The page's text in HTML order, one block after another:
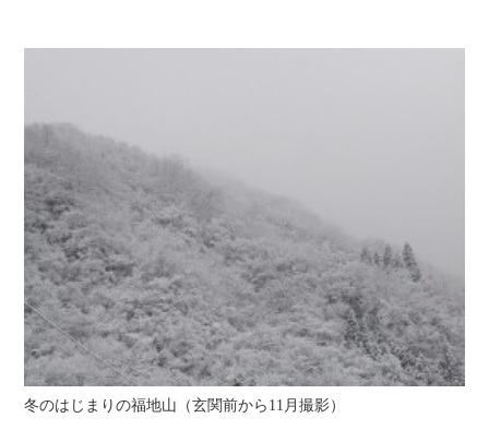
冬のはじまりの福地山（玄関前から11月撮影）